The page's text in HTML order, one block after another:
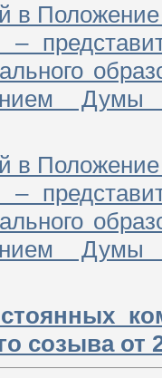
в
–
Думы
в
–
Думы
созыва от